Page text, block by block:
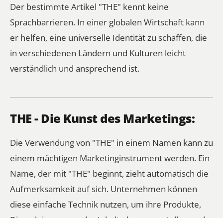
Der bestimmte Artikel "THE" kennt keine
Sprachbarrieren. In einer globalen Wirtschaft kann
er helfen, eine universelle Identität zu schaffen, die
in verschiedenen Ländern und Kulturen leicht
verständlich und ansprechend ist.
THE - Die Kunst des Marketings:
Die Verwendung von "THE" in einem Namen kann zu
einem mächtigen Marketinginstrument werden. Ein
Name, der mit "THE" beginnt, zieht automatisch die
Aufmerksamkeit auf sich. Unternehmen können
diese einfache Technik nutzen, um ihre Produkte,